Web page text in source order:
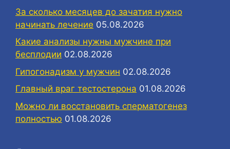
За сколько месяцев до зачатия нужно
начинать лечение 05.08.2026
Какие анализы нужны мужчине при
бесплодии 02.08.2026
Гипогонадизм у мужчин 02.08.2026
Главный враг тестостерона 01.08.2026
Можно ли восстановить сперматогенез
полностью 01.08.2026